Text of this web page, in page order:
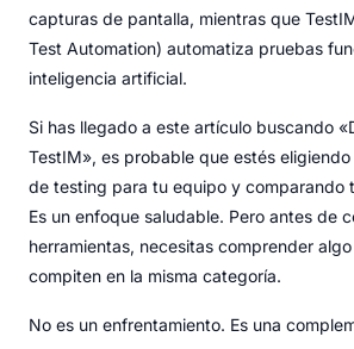
capturas de pantalla, mientras que
Test Automation) automatiza pruebas
inteligencia artificial.
Si has llegado a este artículo buscando
TestIM», es probable que estés
de testing para tu equipo y comparando
Es un enfoque saludable. Pero antes de
herramientas, necesitas comprender
compiten en la misma categoría.
No es un enfrentamiento. Es una